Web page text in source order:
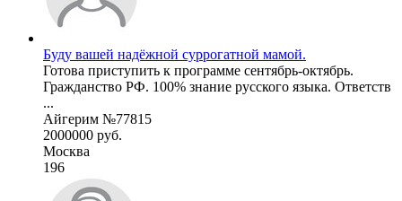
Буду вашей надёжной суррогатной мамой.
Готова приступить к программе сентябрь-октябрь.
Гражданство РФ. 100% знание русского языка. Ответств
...
Айгерим №77815
2000000 руб.
Москва
196